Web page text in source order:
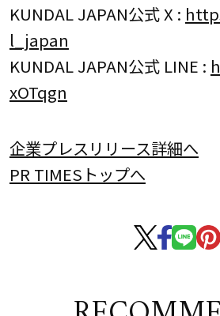
KUNDAL JAPAN公式 X :
l_japan
KUNDAL JAPAN公式 LINE :
xOTqgn
企業プレスリリース詳細へ
PR TIMESトップへ